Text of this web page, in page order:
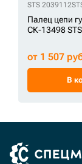
STS 2039112
Палец цепи
СК-13498 STS
от 1 507
В